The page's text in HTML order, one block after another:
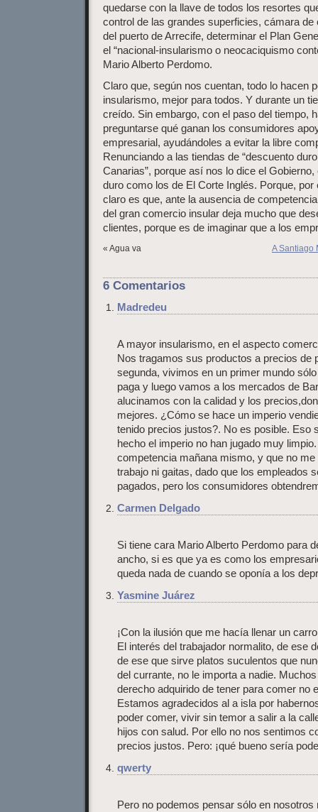
quedarse con la llave de todos los resortes
control de las grandes superficies, cámara
del puerto de Arrecife, determinar el Plan
el “nacional-insularismo o neocaciquismo
Mario Alberto Perdomo.
Claro que, según nos cuentan, todo lo hacen
insularismo, mejor para todos. Y durante un
creído. Sin embargo, con el paso del tiempo,
preguntarse qué ganan los consumidores
empresarial, ayudándoles a evitar la libre
Renunciando a las tiendas de “descuento
Canarias”, porque así nos lo dice el
duro como los de El Corte Inglés. Porque, por
claro es que, ante la ausencia de
del gran comercio insular deja mucho que
clientes, porque es de imaginar que a los
« Agua va A Santiago
6 Comentarios
Madredeu
A mayor insularismo, en el aspecto
Nos tragamos sus productos a precios de
segunda, vivimos en un primer mundo
paga y luego vamos a los mercados de
alucinamos con la calidad y los
mejores. ¿Cómo se hace un imperio
tenido precios justos?. No es posible. Eso
hecho el imperio no han jugado muy
competencia mañana mismo, y que no
trabajo ni gaitas, dado que los empleados
pagados, pero los consumidores
Carmen Delgado
Si tiene cara Mario Alberto Perdomo para
ancho, si es que ya es como los
queda nada de cuando se oponía a los
Yasmine Juárez
¡Con la ilusión que me hacía llenar un
El interés del trabajador normalito, de ese
de ese que sirve platos suculentos que
del currante, no le importa a nadie.
derecho adquirido de tener para comer no
Estamos agradecidos al a isla por
poder comer, vivir sin temor a salir a la
hijos con salud. Por ello no nos sentimos
precios justos. Pero: ¡qué bueno sería
qwerty
Pero no podemos pensar sólo en